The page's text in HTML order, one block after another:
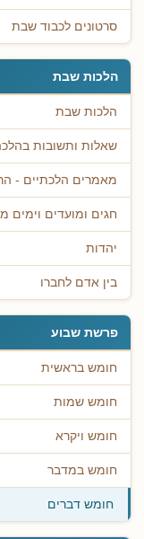
סרטונים לכבוד שבת
הלכות שבת
הלכות שבת
שאלות ותשובות
מאמרים הלכתיים -
חגים ומועדים וימים
יהדות
בין אדם לחברו
פרשת שבוע
חומש בראשית
חומש שמות
חומש ויקרא
חומש במדבר
חומש דברים